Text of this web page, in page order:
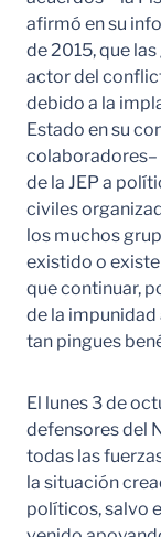
afirmó en su
de 2015, que
actor del
debido a la
Estado en su
colaboradores–
de la JEP a
civiles
los muchos
existido o
que continuar,
de la impunidad
tan pingues
El lunes 3 de
defensores del
todas las
la situación
políticos, salvo